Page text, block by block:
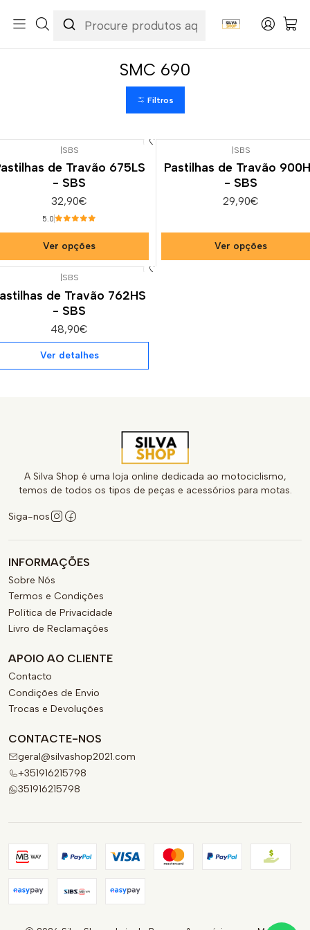
Suspensão & Travões
Pastilhas de Travão KTM SMC 690
SMC 690
Filtros
|SBS
de Travão 675LS
- SBS
32,90€
5.0
Ver opções
|SBS
Pastilhas de Travão
- SBS
29,90€
Ver opções
SBS
de Travão 762HS
- SBS
48,90€
Ver detalhes
A Silva Shop é uma loja online dedicada ao motociclismo,
temos de todos os tipos de peças e acessórios para motas.
Siga-nos
INFORMAÇÕES
Sobre Nós
Termos e Condições
Política de Privacidade
Livro de Reclamações
APOIO AO CLIENTE
Contacto
Condições de Envio
Trocas e Devoluções
CONTACTE-NOS
geral@silvashop2021.com
+351916215798
351916215798